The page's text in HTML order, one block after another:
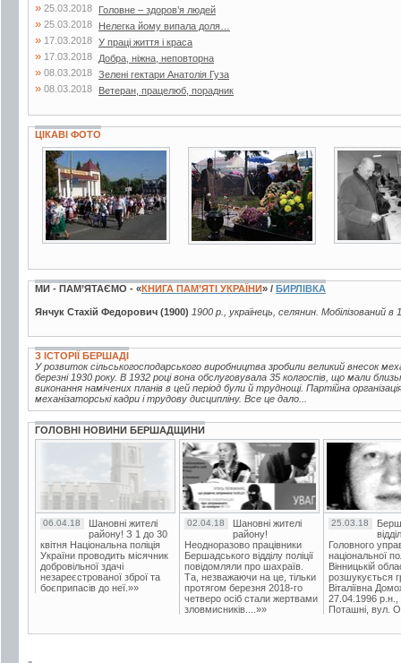
» 25.03.2018 Головне – здоров’я людей
» 25.03.2018 Нелегка йому випала доля…
» 17.03.2018 У праці життя і краса
» 17.03.2018 Добра, ніжна, неповторна
» 08.03.2018 Зелені гектари Анатолія Гуза
» 08.03.2018 Ветеран, працелюб, порадник
ЦІКАВІ ФОТО
5 фото 10 фото 4 фото
МИ - ПАМ’ЯТАЄМО - «КНИГА ПАМ’ЯТІ УКРАЇНИ» / БИРЛІВКА
Янчук Стахій Федорович (1900) 1900 р., українець, селянин. Мобілізований
З ІСТОРІЇ БЕРШАДІ
У розвиток сільськогосподарського виробництва зробили великий внесок
березні 1930 року. В 1932 році вона обслуговувала 35 колгоспів, що мали
виконання намічених планів в цей період були й труднощі. Партійна
механізаторські кадри і трудову дисципліну. Все це дало...
ГОЛОВНІ НОВИНИ БЕРШАДЩИНИ
06.04.18
Шановні жителі
району! З 1 до 30
квітня Національна поліція
України проводить місячник
добровільної здачі
незареєстрованої зброї та
боєприпасів до неї.»»
02.04.18
Шановні жителі
району!
Неодноразово працівники
Бершадського відділу поліції
повідомляли про шахраїв.
Та, незважаючи на це, тільки
протягом березня 2018-го
четверо осіб стали жертвами
зловмисників....»»
25.03.18
Головного
національної
Вінницькій
розшукується
Віталіївна
27.04.1996 р.н.,
Поташні, вул.